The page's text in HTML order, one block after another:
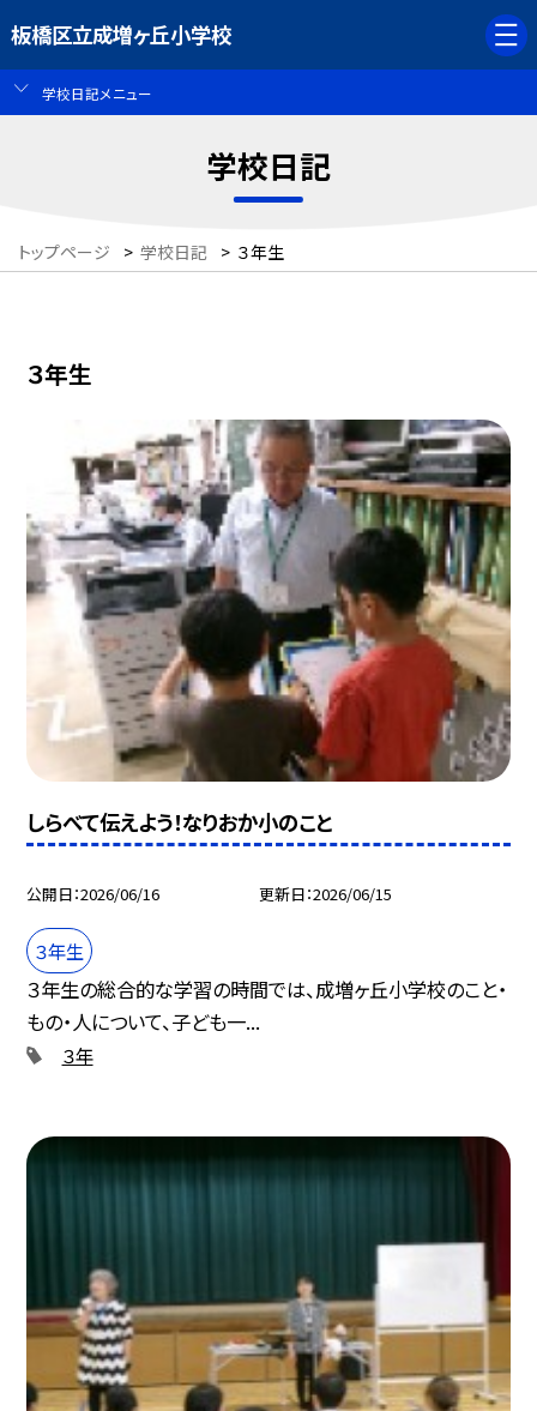
板橋区立成増ヶ丘小学校
学校日記メニュー
学校日記
トップページ > 学校日記 > ３年生
３年生
しらべて伝えよう！なりおか小のこと
公開日 2026/06/16 更新日 2026/06/15
３年生
３年生の総合的な学習の時間では、成増ヶ丘小学校のこと・
もの・人について、子ども一...
３年